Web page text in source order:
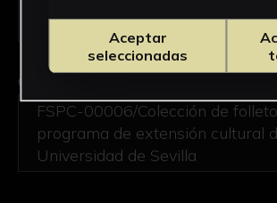
Obra en la que está interesado/a
FSPC-00006/Colección de
programa de extensión cultural
Universidad de Sevilla
Aceptar
seleccionadas